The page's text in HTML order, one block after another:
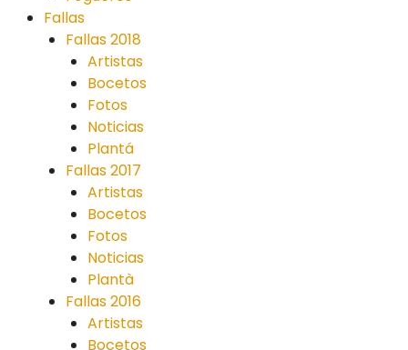
Fallas
Fallas 2018
Artistas
Bocetos
Fotos
Noticias
Plantá
Fallas 2017
Artistas
Bocetos
Fotos
Noticias
Plantà
Fallas 2016
Artistas
Bocetos